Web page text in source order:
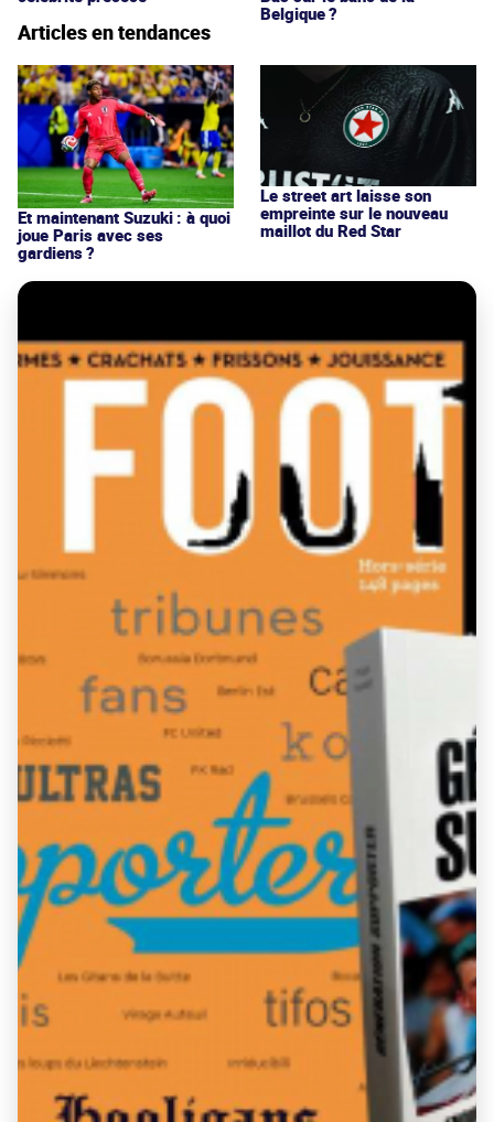
Belgique ?
Articles en tendances
Et maintenant Suzuki : à quoi
joue Paris avec ses
gardiens ?
Le street art laisse son
empreinte sur le nouveau
maillot du Red Star